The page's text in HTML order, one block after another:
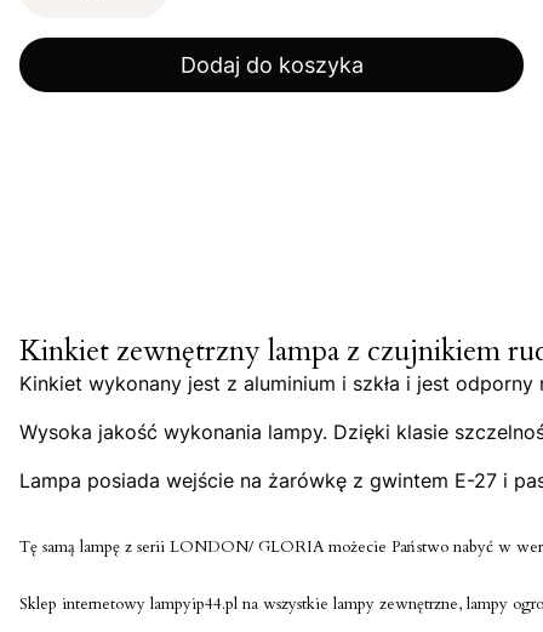
Dodaj do koszyka
Kinkiet zewnętrzny lampa z czujnikiem
Kinkiet wykonany jest z aluminium i szkła i jest
Wysoka jakość wykonania lampy. Dzięki klasie
Lampa posiada wejście na żarówkę z gwintem E-27 i
Tę samą lampę z serii LONDON/ GLORIA możecie Państwo nabyć w
Sklep internetowy lampyip44.pl na wszystkie lampy zewnętrzne, lampy